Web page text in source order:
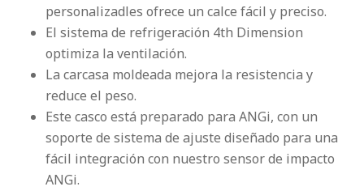
personalizadles ofrece un calce fácil y preciso.
El sistema de refrigeración 4th Dimension
optimiza la ventilación.
La carcasa moldeada mejora la resistencia y
reduce el peso.
Este casco está preparado para ANGi, con un
soporte de sistema de ajuste diseñado para una
fácil integración con nuestro sensor de impacto
ANGi.